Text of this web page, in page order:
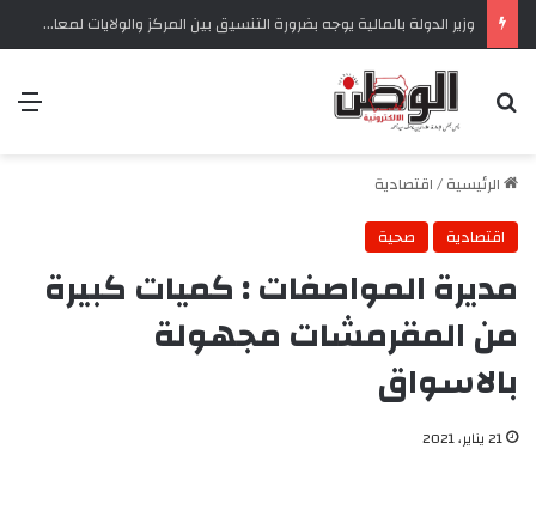
وزير الدولة بالمالية يوجه بضرورة التنسيق بين المركز والولايات لمعالجة تحديات التحصيل الضريبي‏
بحث عن
الرئيسية/اقتصادية
اقتصادية
صحية
مديرة المواصفات : كميات كبيرة
من المقرمشات مجهولة
بالاسواق
21 يناير، 2021